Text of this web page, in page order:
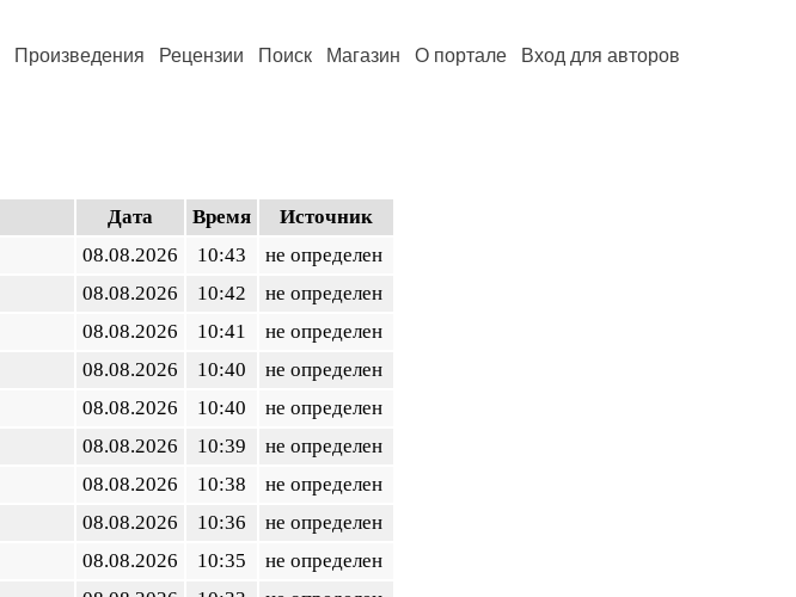
Произведения Рецензии Поиск Магазин О портале Вход для авторов
Дата Время
Источник
08.08.2026 10:43
не определен
08.08.2026 10:42
не определен
08.08.2026 10:41
не определен
08.08.2026 10:40
не определен
08.08.2026 10:40
не определен
08.08.2026 10:39
не определен
08.08.2026 10:38
не определен
08.08.2026 10:36
не определен
08.08.2026 10:35
не определен